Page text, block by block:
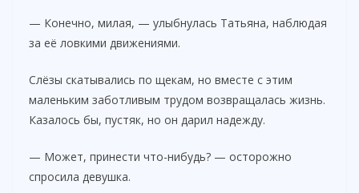
— Конечно, милая, — улыбнулась Татьяна, наблюдая
за её ловкими движениями.
Слёзы скатывались по щекам, но вместе с этим
маленьким заботливым трудом возвращалась жизнь.
Казалось бы, пустяк, но он дарил надежду.
— Может, принести что-нибудь? — осторожно
спросила девушка.